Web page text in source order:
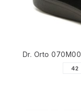
Dr. Orto
42